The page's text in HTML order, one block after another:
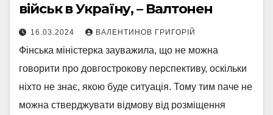
військ в Україну, – Валтонен
16.03.2024 ВАЛЕНТИНОВ ГРИГОРІЙ
Фінська міністерка зауважила, що не можна
говорити про довгострокову перспективу, оскільки
ніхто не знає, якою буде ситуація. Тому тим паче не
можна стверджувати відмову від розміщення